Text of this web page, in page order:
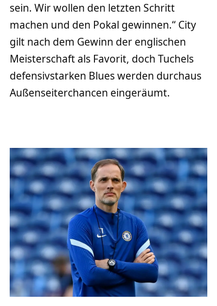
sein. Wir wollen den letzten Schritt
machen und den Pokal gewinnen.“ City
gilt nach dem Gewinn der englischen
Meisterschaft als Favorit, doch Tuchels
defensivstarken Blues werden durchaus
Außenseiterchancen eingeräumt.